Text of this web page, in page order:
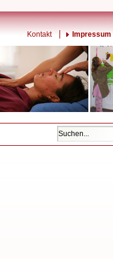
Kontakt Impressum